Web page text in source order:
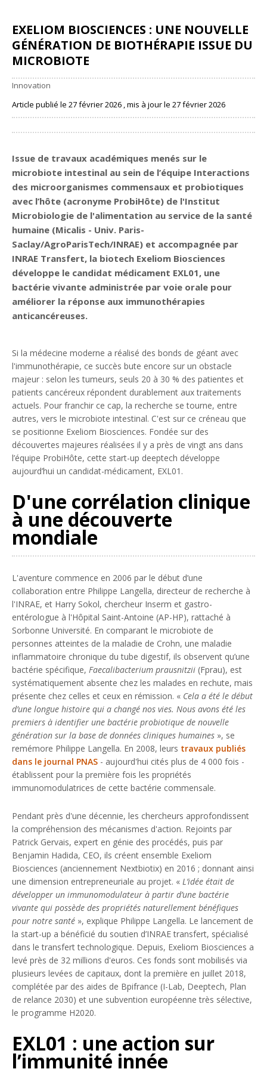
EXELIOM BIOSCIENCES : UNE NOUVELLE
GÉNÉRATION DE BIOTHÉRAPIE ISSUE DU
MICROBIOTE
Innovation
Article publié le 27 février 2026 , mis à jour le 27 février 2026
Issue de travaux académiques menés sur le
microbiote intestinal au sein de l’équipe Interactions
des microorganismes commensaux et probiotiques
avec l’hôte (acronyme ProbiHôte) de l'Institut
Microbiologie de l'alimentation au service de la santé
humaine (Micalis - Univ. Paris-
Saclay/AgroParisTech/INRAE) et accompagnée par
INRAE Transfert, la biotech Exeliom Biosciences
développe le candidat médicament EXL01, une
bactérie vivante administrée par voie orale pour
améliorer la réponse aux immunothérapies
anticancéreuses.
Si la médecine moderne a réalisé des bonds de géant avec
l'immunothérapie, ce succès bute encore sur un obstacle
majeur : selon les tumeurs, seuls 20 à 30 % des patientes et
patients cancéreux répondent durablement aux traitements
actuels. Pour franchir ce cap, la recherche se tourne, entre
autres, vers le microbiote intestinal. C'est sur ce créneau que
se positionne Exeliom Biosciences. Fondée sur des
découvertes majeures réalisées il y a près de vingt ans dans
l’équipe ProbiHôte, cette start-up deeptech développe
aujourd’hui un candidat-médicament, EXL01.
D'une corrélation clinique
à une découverte
mondiale
L'aventure commence en 2006 par le début d’une
collaboration entre Philippe Langella, directeur de recherche à
l'INRAE, et Harry Sokol, chercheur Inserm et gastro-
entérologue à l'Hôpital Saint-Antoine (AP-HP), rattaché à
Sorbonne Université. En comparant le microbiote de
personnes atteintes de la maladie de Crohn, une maladie
inflammatoire chronique du tube digestif, ils observent qu’une
bactérie spécifique, Faecalibacterium prausnitzii (Fprau), est
systématiquement absente chez les malades en rechute, mais
présente chez celles et ceux en rémission. « Cela a été le début
d’une longue histoire qui a changé nos vies. Nous avons été les
premiers à identifier une bactérie probiotique de nouvelle
génération sur la base de données cliniques humaines », se
remémore Philippe Langella. En 2008, leurs travaux publiés
dans le journal PNAS - aujourd'hui cités plus de 4 000 fois -
établissent pour la première fois les propriétés
immunomodulatrices de cette bactérie commensale.
Pendant près d'une décennie, les chercheurs approfondissent
la compréhension des mécanismes d'action. Rejoints par
Patrick Gervais, expert en génie des procédés, puis par
Benjamin Hadida, CEO, ils créent ensemble Exeliom
Biosciences (anciennement Nextbiotix) en 2016 ; donnant ainsi
une dimension entrepreneuriale au projet. « L’idée était de
développer un immunomodulateur à partir d’une bactérie
vivante qui possède des propriétés naturellement bénéfiques
pour notre santé », explique Philippe Langella. Le lancement de
la start-up a bénéficié du soutien d’INRAE transfert, spécialisé
dans le transfert technologique. Depuis, Exeliom Biosciences a
levé près de 32 millions d'euros. Ces fonds sont mobilisés via
plusieurs levées de capitaux, dont la première en juillet 2018,
complétée par des aides de Bpifrance (I-Lab, Deeptech, Plan
de relance 2030) et une subvention européenne très sélective,
le programme H2020.
EXL01 : une action sur
l’immunité innée